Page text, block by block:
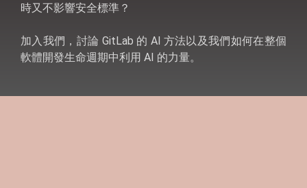
時又不影響安全標準？
加入我們，討論 GitLab 的 AI 方法以及我們如何在整個
軟體開發生命週期中利用 AI 的力量。